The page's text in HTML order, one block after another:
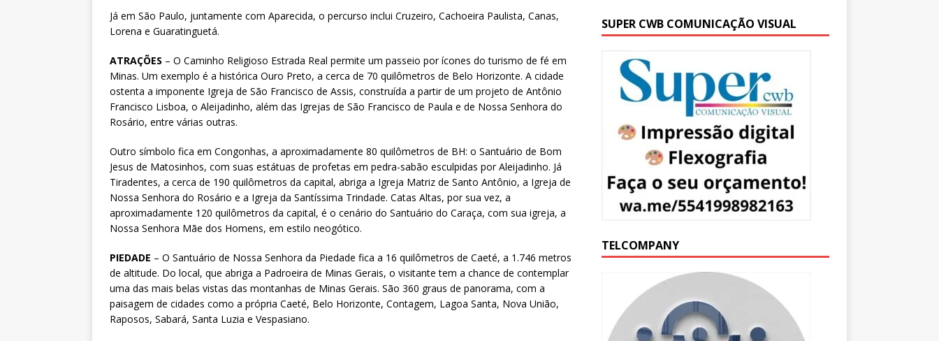
Já em São Paulo, juntamente com Aparecida, o percurso inclui Cruzeiro, Cachoeira Paulista, Canas,
Lorena e Guaratinguetá.
ATRAÇÕES – O Caminho Religioso Estrada Real permite um passeio por ícones do turismo de fé em
Minas. Um exemplo é a histórica Ouro Preto, a cerca de 70 quilômetros de Belo Horizonte. A cidade
ostenta a imponente Igreja de São Francisco de Assis, construída a partir de um projeto de Antônio
Francisco Lisboa, o Aleijadinho, além das Igrejas de São Francisco de Paula e de Nossa Senhora do
Rosário, entre várias outras.
Outro símbolo fica em Congonhas, a aproximadamente 80 quilômetros de BH: o Santuário de Bom
Jesus de Matosinhos, com suas estátuas de profetas em pedra-sabão esculpidas por Aleijadinho. Já
Tiradentes, a cerca de 190 quilômetros da capital, abriga a Igreja Matriz de Santo Antônio, a Igreja de
Nossa Senhora do Rosário e a Igreja da Santíssima Trindade. Catas Altas, por sua vez, a
aproximadamente 120 quilômetros da capital, é o cenário do Santuário do Caraça, com sua igreja, a
Nossa Senhora Mãe dos Homens, em estilo neogótico.
PIEDADE – O Santuário de Nossa Senhora da Piedade fica a 16 quilômetros de Caeté, a 1.746 metros
de altitude. Do local, que abriga a Padroeira de Minas Gerais, o visitante tem a chance de contemplar
uma das mais belas vistas das montanhas de Minas Gerais. São 360 graus de panorama, com a
paisagem de cidades como a própria Caeté, Belo Horizonte, Contagem, Lagoa Santa, Nova União,
Raposos, Sabará, Santa Luzia e Vespasiano.
SUPER CWB COMUNICAÇÃO VISUAL
TELCOMPANY